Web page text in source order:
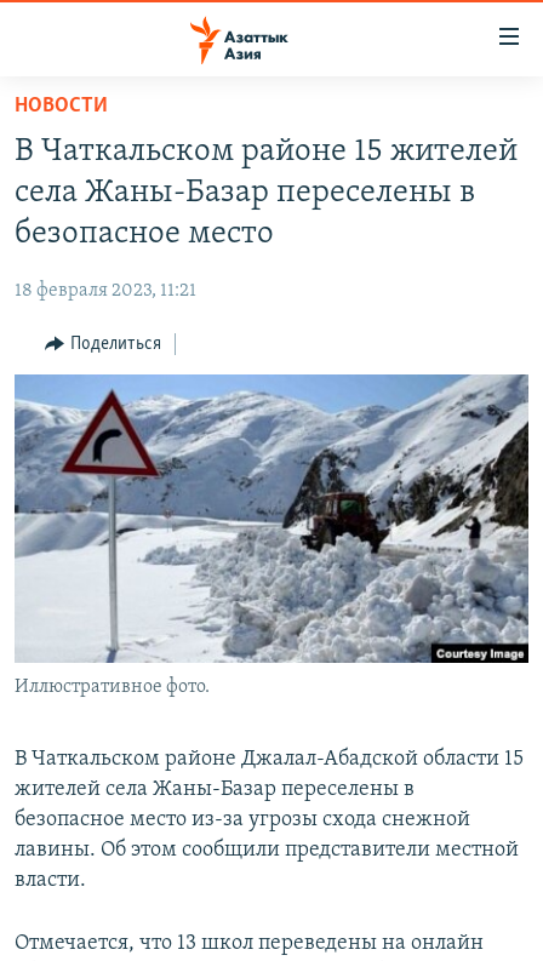
Вернуться
основному
содержанию
Вернутся
главной
навигации
Вернутся
поиску
ТАДЖИКИСТАН
ВОЙНА В УКРАИНЕ
ҚАЗАҚША
КЫРГЫЗЧА
ТОҶИКӢ
TÜRKMENÇE
Все сайты РСЕ/РС
НОВОСТИ
В Чаткальском районе 15 жителей
села Жаны-Базар переселены в
безопасное место
18 февраля 2023, 11:21
Поделиться
Иллюстративное фото.
В Чаткальском районе Джалал-Абадской области 15
жителей села Жаны-Базар переселены в
безопасное место из-за угрозы схода снежной
лавины. Об этом сообщили представители местной
власти.
Отмечается, что 13 школ переведены на онлайн